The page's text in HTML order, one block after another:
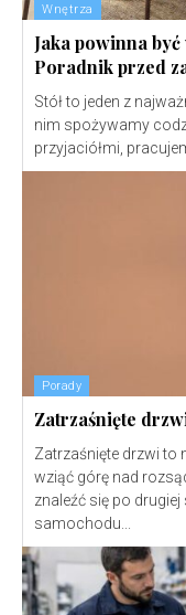
Wnętrza
Jaka powinna
Poradnik przed
Stół to jeden z
nim spożywamy
przyjaciółmi,
Porady
Zatrzaśnięte
Zatrzaśnięte drzwi to
wziąć górę nad
znaleźć się po
samochodu...